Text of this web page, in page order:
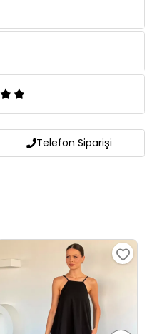
Telefon Siparişi